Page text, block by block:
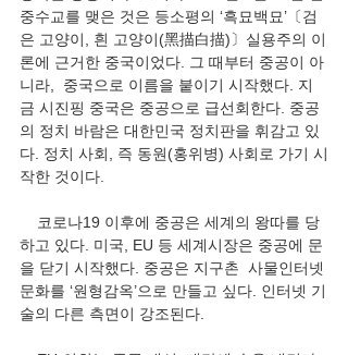
중수교를 맺은 것은 등소평의 ‘흑묘백묘’〔검
은 고양이, 흰 고양이(黑描白描)〕실용주의 이
론에 근거한 중국이었다. 그 때부터 중공이 아
니라,  중국으로 이름을 붙이기 시작했다. 지
금 시진핑 중국은 중공으로 급선회한다. 중공
의 정치 바람은 대한민국 정치판을 휘감고 있
다. 정치 사회, 즉 동원(홍위병) 사회로 가기 시
작한 것이다.
하고 있다. 미국, EU 등 세계시장은 중공에 문
을 닫기 시작했다. 중공은 지구촌  사물인터넷
문화를 ‘원형감옥’으로 만들고 싶다. 인터넷 기
술의 다른 측면이 강조된다.